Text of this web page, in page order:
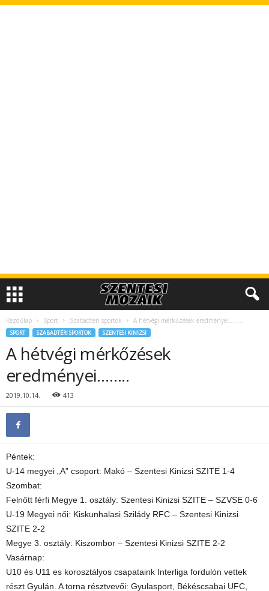
Kezdőlap Sport Szabadtéri sportok A hétvégi mérkőzések eredményei……..
SPORT SZABADTÉRI SPORTOK SZENTESI KINIZSI
A hétvégi mérkőzések
eredményei……..
2019.10.14. 413
Péntek:
U-14 megyei „A” csoport: Makó – Szentesi Kinizsi SZITE 1-4
Szombat:
Felnőtt férfi Megye 1. osztály: Szentesi Kinizsi SZITE – SZVSE 0-6
U-19 Megyei női: Kiskunhalasi Szilády RFC – Szentesi Kinizsi
SZITE 2-2
Megye 3. osztály: Kiszombor – Szentesi Kinizsi SZITE 2-2
Vasárnap:
U10 és U11 es korosztályos csapataink Interliga fordulón vettek
részt Gyulán. A torna résztvevői: Gyulasport, Békéscsabai UFC,